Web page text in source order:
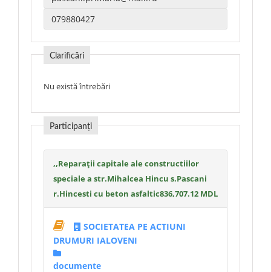
Clarificări
Nu există întrebări
Participanți
,,Reparații capitale ale constructiilor
speciale a str.Mihalcea Hincu s.Pascani
r.Hincesti cu beton asfaltic836,707.12 MDL
SOCIETATEA PE ACTIUNI
DRUMURI IALOVENI
documente